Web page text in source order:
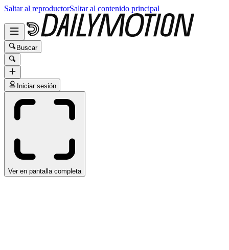
Saltar al reproductorSaltar al contenido principal
Buscar
Iniciar sesión
Ver en pantalla completa